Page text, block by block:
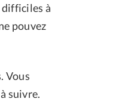
difficiles à
pouvez
Vous
suivre.